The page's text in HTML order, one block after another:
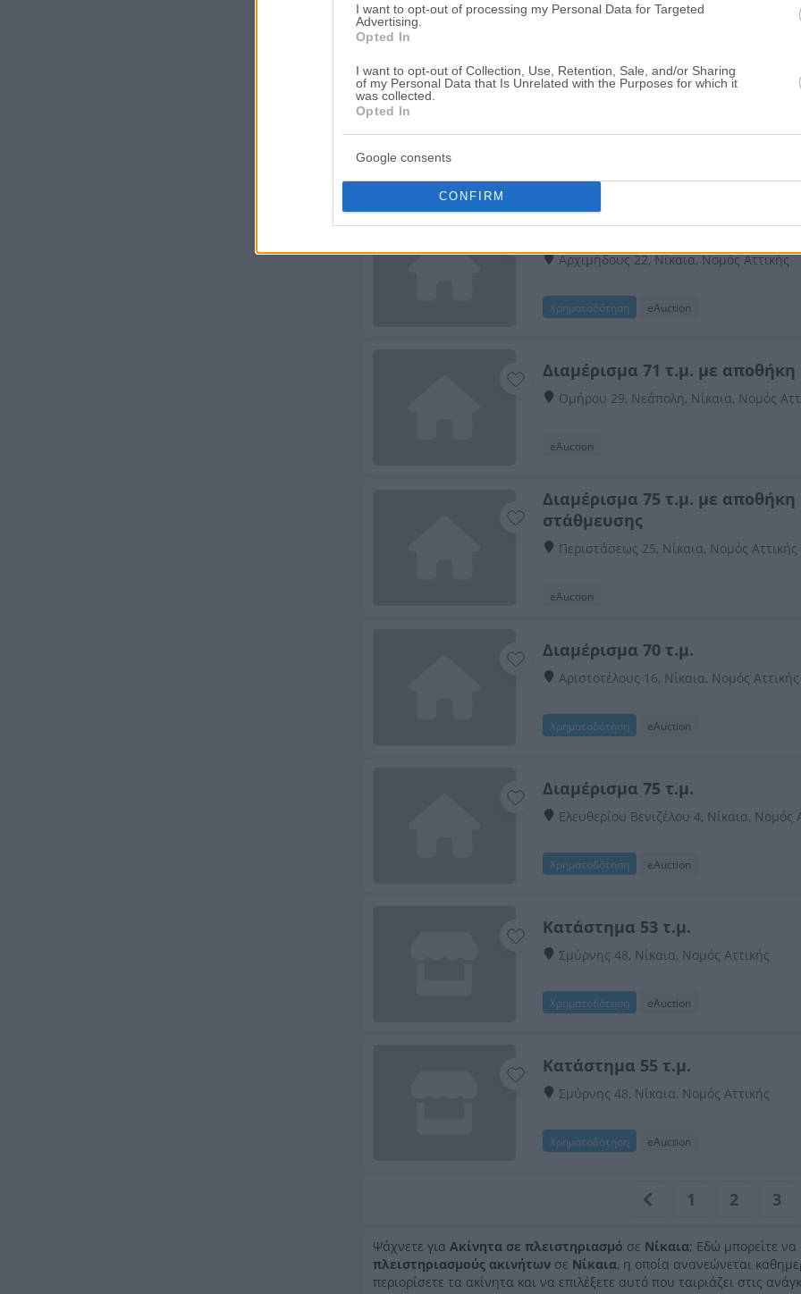
I want to opt-out of processing my Personal Data for Targeted
Advertising.
Opted In
I want to opt-out of Collection, Use, Retention, Sale, and/or Sharing
of my Personal Data that Is Unrelated with the Purposes for which it
was collected.
Opted In
Google consents
CONFIRM
Θέση στάθμευσης 10 τ.μ.
Διαμέρισμα 80 τ.μ.
Αρχιμήδους 22, Νίκαια, Νομός Αττικής
Χρηματοδότηση eAuction
Διαμέρισμα 71 τ.μ. με αποθήκη
Ομήρου 29, Νεάπολη, Νίκαια, Νομός
eAuction
Διαμέρισμα 75 τ.μ. με αποθήκη
στάθμευσης
Περιστάσεως 25, Νίκαια, Νομός Αττικής
eAuction
Διαμέρισμα 70 τ.μ.
Αριστοτέλους 16, Νίκαια, Νομός Αττικής
Χρηματοδότηση eAuction
Διαμέρισμα 75 τ.μ.
Ελευθερίου Βενιζέλου 4, Νίκαια, Νομός
Χρηματοδότηση eAuction
Κατάστημα 53 τ.μ.
Σμύρνης 48, Νίκαια, Νομός Αττικής
Χρηματοδότηση eAuction
Κατάστημα 55 τ.μ.
Σμύρνης 48, Νίκαια, Νομός Αττικής
Χρηματοδότηση eAuction
1 2 3
Ψάχνετε γιαΑκίνητα σε πλειστηριασμό σε Νίκαια; Εδώ μπορείτε να
πλειστηριασμούς ακινήτων σε Νίκαια, η οποία ανανεώνεται
περιορίσετε τα ακίνητα και να επιλέξετε αυτό που ταιριάζει στις